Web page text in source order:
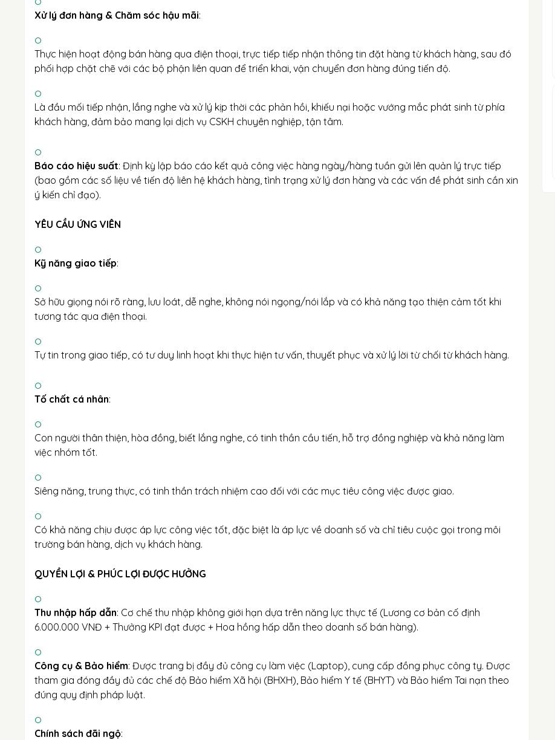
Xử lý đơn hàng & Chăm sóc hậu mãi:
Thực hiện hoạt động bán hàng qua điện thoại, trực tiếp tiếp nhận thông tin đặt hàng từ khách hàng, sau đó
phối hợp chặt chẽ với các bộ phận liên quan để triển khai, vận chuyển đơn hàng đúng tiến độ.
Là đầu mối tiếp nhận, lắng nghe và xử lý kịp thời các phản hồi, khiếu nại hoặc vướng mắc phát sinh từ phía
khách hàng, đảm bảo mang lại dịch vụ CSKH chuyên nghiệp, tận tâm.
Báo cáo hiệu suất: Định kỳ lập báo cáo kết quả công việc hàng ngày/hàng tuần gửi lên quản lý trực tiếp
(bao gồm các số liệu về tiến độ liên hệ khách hàng, tình trạng xử lý đơn hàng và các vấn đề phát sinh cần xin
ý kiến chỉ đạo).
YÊU CẦU ỨNG VIÊN
Kỹ năng giao tiếp:
Sở hữu giọng nói rõ ràng, lưu loát, dễ nghe, không nói ngọng/nói lắp và có khả năng tạo thiện cảm tốt khi
tương tác qua điện thoại.
Tự tin trong giao tiếp, có tư duy linh hoạt khi thực hiện tư vấn, thuyết phục và xử lý lời từ chối từ khách hàng.
Tố chất cá nhân:
Con người thân thiện, hòa đồng, biết lắng nghe, có tinh thần cầu tiến, hỗ trợ đồng nghiệp và khả năng làm
việc nhóm tốt.
Siêng năng, trung thực, có tinh thần trách nhiệm cao đối với các mục tiêu công việc được giao.
Có khả năng chịu được áp lực công việc tốt, đặc biệt là áp lực về doanh số và chỉ tiêu cuộc gọi trong môi
trường bán hàng, dịch vụ khách hàng.
QUYỀN LỢI & PHÚC LỢI ĐƯỢC HƯỞNG
Thu nhập hấp dẫn: Cơ chế thu nhập không giới hạn dựa trên năng lực thực tế (Lương cơ bản cố định
6.000.000 VNĐ + Thưởng KPI đạt được + Hoa hồng hấp dẫn theo doanh số bán hàng).
Công cụ & Bảo hiểm: Được trang bị đầy đủ công cụ làm việc (Laptop), cung cấp đồng phục công ty. Được
tham gia đóng đầy đủ các chế độ Bảo hiểm Xã hội (BHXH), Bảo hiểm Y tế (BHYT) và Bảo hiểm Tai nạn theo
đúng quy định pháp luật.
Chính sách đãi ngộ: